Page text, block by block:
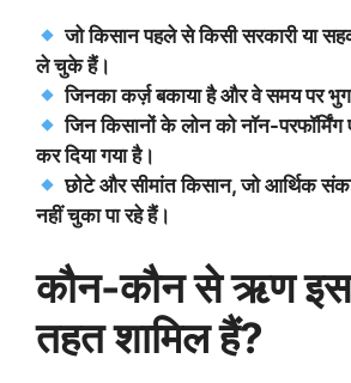
जो किसान पहले से किसी सरकारी या
ले चुके हैं।
जिनका कर्ज़ बकाया है और वे समय पर
जिन किसानों के लोन को नॉन-
कर दिया गया है।
छोटे और सीमांत किसान, जो आर्थिक
नहीं चुका पा रहे हैं।
कौन-कौन से ऋण इस
तहत शामिल हैं?